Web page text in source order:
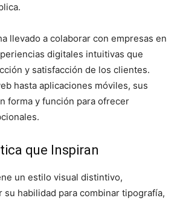
llevado a colaborar con empresas en
digitales intuitivas que
y satisfacción de los clientes.
hasta aplicaciones móviles, sus
forma y función para ofrecer
que Inspiran
un estilo visual distintivo,
su habilidad para combinar tipografía,